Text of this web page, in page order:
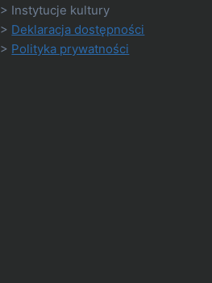
> Instytucje kultury
> Deklaracja dostępności
> Polityka prywatności